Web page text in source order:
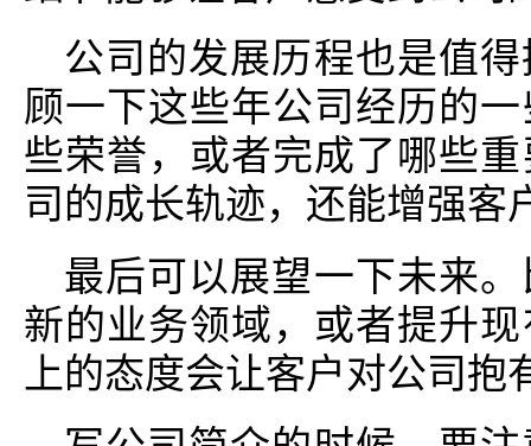
公司的发展历程也是值
顾一下这些年公司经历的
些荣誉，或者完成了哪些
司的成长轨迹，还能增强客
最后可以展望一下未来
新的业务领域，或者提升
上的态度会让客户对公司抱